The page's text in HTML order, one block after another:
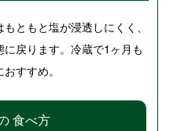
ともと塩が浸透しにくく、
戻ります。冷蔵で1ヶ月も
すすめ。
食べ方